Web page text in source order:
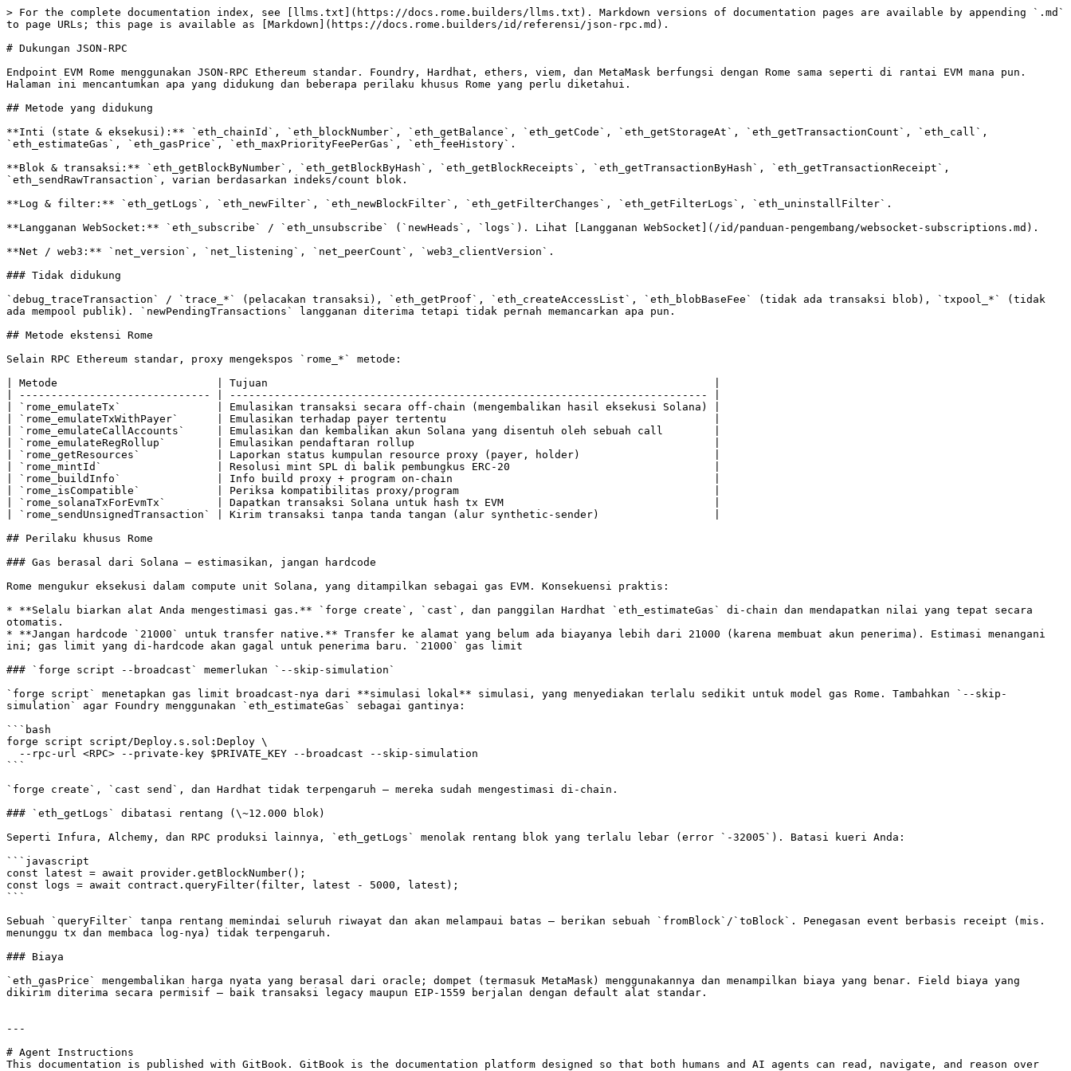
> For the complete documentation index, see [llms.txt](https://docs.rome.builders/llms.txt). Markdown versions of documentation pages are available by appending `.md`
to page URLs; this page is available as [Markdown](https://docs.rome.builders/id/referensi/json-rpc.md).
# Dukungan JSON-RPC
Endpoint EVM Rome menggunakan JSON-RPC Ethereum standar. Foundry, Hardhat, ethers, viem, dan MetaMask berfungsi dengan Rome sama seperti di rantai EVM mana pun.
Halaman ini mencantumkan apa yang didukung dan beberapa perilaku khusus Rome yang perlu diketahui.
## Metode yang didukung
**Inti (state & eksekusi):** `eth_chainId`, `eth_blockNumber`, `eth_getBalance`, `eth_getCode`, `eth_getStorageAt`, `eth_getTransactionCount`, `eth_call`,
`eth_estimateGas`, `eth_gasPrice`, `eth_maxPriorityFeePerGas`, `eth_feeHistory`.
**Blok & transaksi:** `eth_getBlockByNumber`, `eth_getBlockByHash`, `eth_getBlockReceipts`, `eth_getTransactionByHash`, `eth_getTransactionReceipt`,
`eth_sendRawTransaction`, varian berdasarkan indeks/count blok.
**Log & filter:** `eth_getLogs`, `eth_newFilter`, `eth_newBlockFilter`, `eth_getFilterChanges`, `eth_getFilterLogs`, `eth_uninstallFilter`.
**Langganan WebSocket:** `eth_subscribe` / `eth_unsubscribe` (`newHeads`, `logs`). Lihat [Langganan WebSocket](/id/panduan-pengembang/websocket-subscriptions.md).
**Net / web3:** `net_version`, `net_listening`, `net_peerCount`, `web3_clientVersion`.
### Tidak didukung
`debug_traceTransaction` / `trace_*` (pelacakan transaksi), `eth_getProof`, `eth_createAccessList`, `eth_blobBaseFee` (tidak ada transaksi blob), `txpool_*` (tidak
ada mempool publik). `newPendingTransactions` langganan diterima tetapi tidak pernah memancarkan apa pun.
## Metode ekstensi Rome
Selain RPC Ethereum standar, proxy mengekspos `rome_*` metode:
| Metode                         | Tujuan                                                                      |
| ------------------------------ | --------------------------------------------------------------------------- |
| `rome_emulateTx`               | Emulasikan transaksi secara off-chain (mengembalikan hasil eksekusi Solana) |
| `rome_emulateTxWithPayer`      | Emulasikan terhadap payer tertentu                                          |
| `rome_emulateCallAccounts`     | Emulasikan dan kembalikan akun Solana yang disentuh oleh sebuah call        |
| `rome_emulateRegRollup`        | Emulasikan pendaftaran rollup                                               |
| `rome_getResources`            | Laporkan status kumpulan resource proxy (payer, holder)                     |
| `rome_mintId`                  | Resolusi mint SPL di balik pembungkus ERC-20                                |
| `rome_buildInfo`               | Info build proxy + program on-chain                                         |
| `rome_isCompatible`            | Periksa kompatibilitas proxy/program                                        |
| `rome_solanaTxForEvmTx`        | Dapatkan transaksi Solana untuk hash tx EVM                                 |
| `rome_sendUnsignedTransaction` | Kirim transaksi tanpa tanda tangan (alur synthetic-sender)                  |
## Perilaku khusus Rome
### Gas berasal dari Solana — estimasikan, jangan hardcode
Rome mengukur eksekusi dalam compute unit Solana, yang ditampilkan sebagai gas EVM. Konsekuensi praktis:
* **Selalu biarkan alat Anda mengestimasi gas.** `forge create`, `cast`, dan panggilan Hardhat `eth_estimateGas` di-chain dan mendapatkan nilai yang tepat secara
otomatis.
* **Jangan hardcode `21000` untuk transfer native.** Transfer ke alamat yang belum ada biayanya lebih dari 21000 (karena membuat akun penerima). Estimasi menangani
ini; gas limit yang di-hardcode akan gagal untuk penerima baru. `21000` gas limit
### `forge script --broadcast` memerlukan `--skip-simulation`
`forge script` menetapkan gas limit broadcast-nya dari **simulasi lokal** simulasi, yang menyediakan terlalu sedikit untuk model gas Rome. Tambahkan `--skip-
simulation` agar Foundry menggunakan `eth_estimateGas` sebagai gantinya:
```bash
forge script script/Deploy.s.sol:Deploy \
```
`forge create`, `cast send`, dan Hardhat tidak terpengaruh — mereka sudah mengestimasi di-chain.
### `eth_getLogs` dibatasi rentang (\~12.000 blok)
Seperti Infura, Alchemy, dan RPC produksi lainnya, `eth_getLogs` menolak rentang blok yang terlalu lebar (error `-32005`). Batasi kueri Anda:
```javascript
const latest = await provider.getBlockNumber();
const logs = await contract.queryFilter(filter, latest - 5000, latest);
```
Sebuah `queryFilter` tanpa rentang memindai seluruh riwayat dan akan melampaui batas — berikan sebuah `fromBlock`/`toBlock`. Penegasan event berbasis receipt (mis.
menunggu tx dan membaca log-nya) tidak terpengaruh.
### Biaya
`eth_gasPrice` mengembalikan harga nyata yang berasal dari oracle; dompet (termasuk MetaMask) menggunakannya dan menampilkan biaya yang benar. Field biaya yang
dikirim diterima secara permisif — baik transaksi legacy maupun EIP-1559 berjalan dengan default alat standar.
---
# Agent Instructions
This documentation is published with GitBook. GitBook is the documentation platform designed so that both humans and AI agents can read, navigate, and reason over